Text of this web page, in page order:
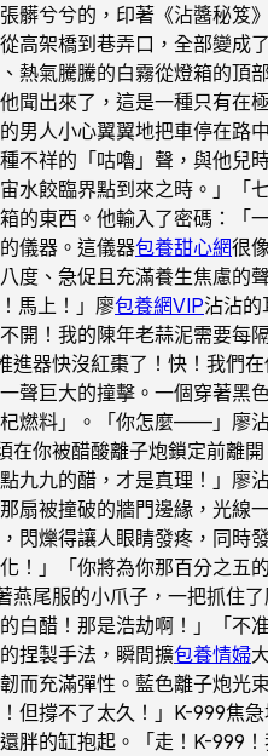
髒兮兮的，印著《沾醬秘笈
高架橋到巷弄口，全部變成
熱氣騰騰的白霧從燈箱的頂
出來了，這是一種只有在
男人小心翼翼地把車停在路
祥的「咕嚕」聲，與他兒
水餃臨界點到來之時。」「
東西。他輸入了密碼：「
儀器。這儀器包養甜心網很
、急促且充滿養生焦慮的
馬上！」廖包養網VIP沾沾的
開！我的陳年老蒜泥需要每
器快沒紅棗了！快！我們
聲巨大的撞擊。一個穿著黑
燃料」。「你怎麼——」廖
你被醋酸離子炮鎖定前離
九九的醋，才是真理！」廖
扇被撞破的牆門邊緣，光線
閃爍得讓人眼睛發疼，同時
！」「你將為你那百分之五
尾服的小爪子，一把抓住
白醋！那是浩劫啊！」「不
捏製手法，瞬間擴包養情婦
而充滿彈性。藍色離子炮光
但撐不了太久！」K-999焦
胖的缸抱起。「走！K-999